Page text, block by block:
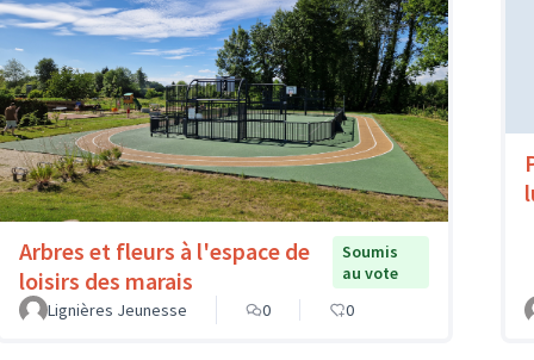
Arbres et fleurs à l'espace de
loisirs des marais
Soumis
au vote
Lignières Jeunesse
0 0